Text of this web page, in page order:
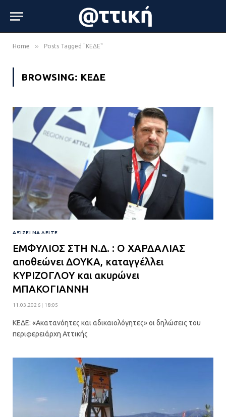
Home » Posts Tagged "ΚΕΔΕ"
BROWSING: ΚΕΔΕ
ΑΞΊΖΕΙ ΝΑ ΔΕΊΤΕ
ΕΜΦΥΛΙΟΣ ΣΤΗ Ν.Δ. : Ο ΧΑΡΔΑΛΙΑΣ
αποθεώνει ΔΟΥΚΑ, καταγγέλλει
ΚΥΡΙΖΟΓΛΟΥ και ακυρώνει
ΜΠΑΚΟΓΙΑΝΝΗ
11.03.2026 | 18:05
ΚΕΔΕ: «Ακατανόητες και αδικαιολόγητες» οι δηλώσεις του
περιφερειάρχη Αττικής